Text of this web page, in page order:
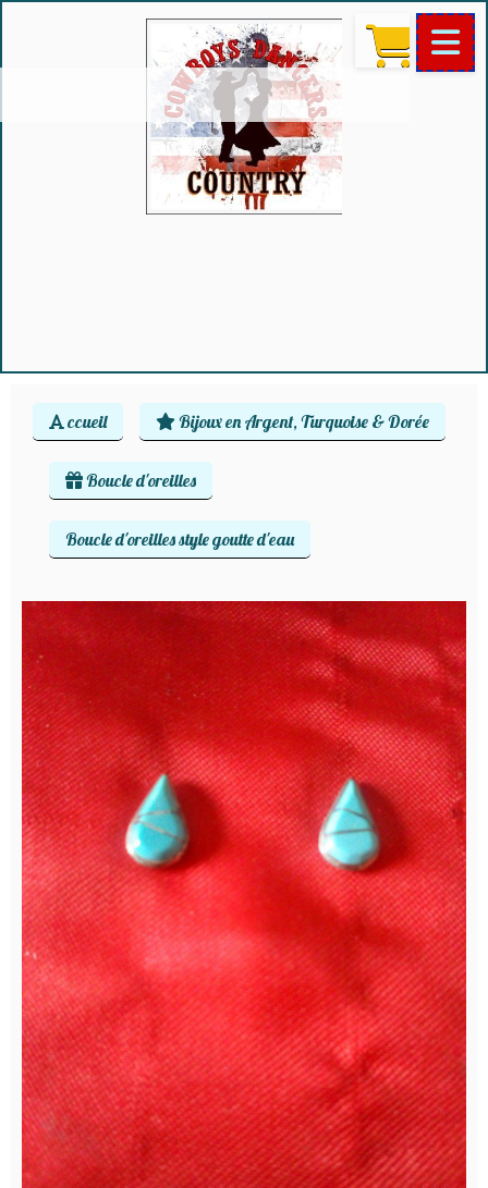
ccueil Bijoux en Argent, Turquoise & Dorée
Boucle d'oreilles
Boucle d'oreilles style goutte d'eau